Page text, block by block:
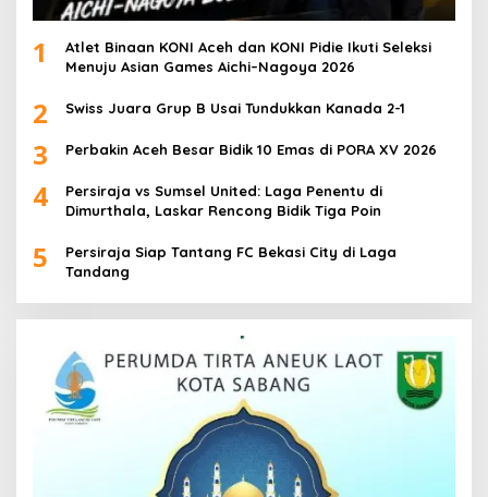
1
Atlet Binaan KONI Aceh dan KONI Pidie Ikuti Seleksi
Menuju Asian Games Aichi–Nagoya 2026
2 Swiss Juara Grup B Usai Tundukkan Kanada 2-1
3 Perbakin Aceh Besar Bidik 10 Emas di PORA XV 2026
4
Persiraja vs Sumsel United: Laga Penentu di
Dimurthala, Laskar Rencong Bidik Tiga Poin
5
Persiraja Siap Tantang FC Bekasi City di Laga
Tandang